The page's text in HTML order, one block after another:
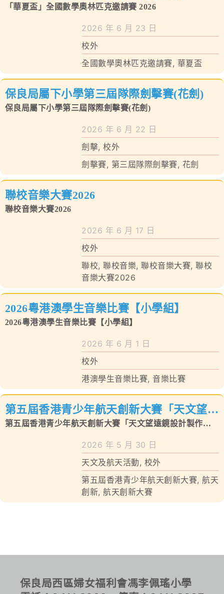
「華夏盃」全國數學奧林匹克邀請賽 2026
2026 年 6 月 23 日
校外
全國數學奧林匹克邀請賽, 華夏盃
保良局屬下小學第三屆隊際劍擊賽(花劍)
保良局屬下小學第三屆隊際劍擊賽(花劍)
2026 年 6 月 22 日
劍擊,校外
劍擊賽, 第三屆隊際劍擊賽, 花劍
聯校音樂大賽2026
聯校音樂大賽2026
2026 年 6 月 17 日
校外
聯校,聯校音樂,聯校音樂大賽,聯校
音樂大賽2026
2026粵港澳學生音樂比賽【小學組】
2026粵港澳學生音樂比賽【小學組】
2026 年 6 月 1 日
校外
港澳學生音樂比賽, 音樂比賽
第五屆香港青少年航天創新大賽「天文望遠
鏡設計製作與探究賽」
第五屆香港青少年航天創新大賽「天文望遠鏡設計製作與
2026 年 5 月 30 日
天文及航天活動, 校外
第五屆香港青少年航天創新大賽,航天
創新,航天創新大賽
保良局西區婦女福利會馮李佩瑤小學